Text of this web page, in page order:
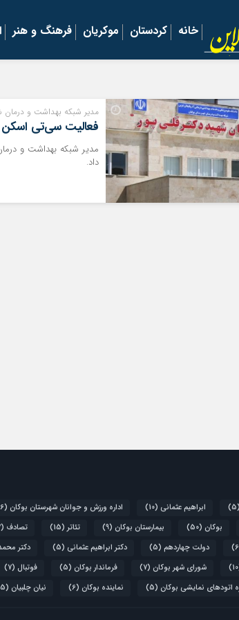
خانه کردستان موکریان فرهنگ و هنر
مدیر شبکه بهداشت و درمان
فعالیت سی‌تی اسکن
مدیر شبکه بهداشت و
داد.
(5) ابراهیم عثمانی (10) اداره ورزش و جوانان شهرستان بوکان (6)
بوکان (50) بیمارستان بوکان (9) تئاتر (15) تصادف (7)
دولت چهاردهم (5) دکتر ابراهیم عثمانی (5) دکتر
شورای شهر بوکان (7) فرماندار بوکان (5) فوتبال (7)
اتودهای نمایشی بوکان (5) نماینده بوکان (6) نیان چلبیان (5)